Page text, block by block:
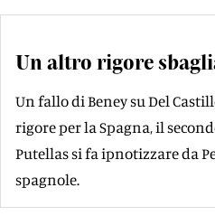
Un altro rigore
Un fallo di Beney su Del
rigore per la Spagna, il
Putellas si fa ipnotizzare da
spagnole.